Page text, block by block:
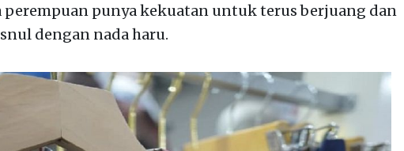
perempuan punya kekuatan untuk terus berjuang dan
dengan nada haru.